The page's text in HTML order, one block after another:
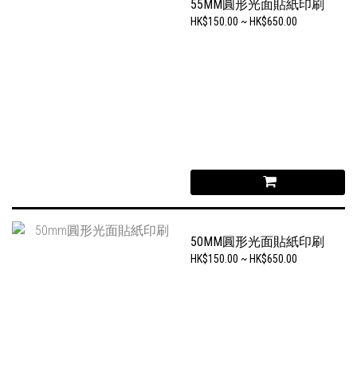
55MM圓形光面貼紙印刷
HK$150.00 ~ HK$650.00
50MM圓形光面貼紙印刷
HK$150.00 ~ HK$650.00